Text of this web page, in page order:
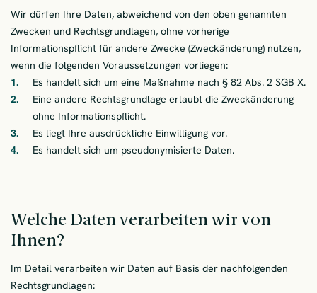
Wir dürfen Ihre Daten, abweichend von den oben genannten
Zwecken und Rechtsgrundlagen, ohne vorherige
Informationspflicht für andere Zwecke (Zweckänderung) nutzen,
wenn die folgenden Voraussetzungen vorliegen:
Es handelt sich um eine Maßnahme nach § 82 Abs. 2 SGB X.
Eine andere Rechtsgrundlage erlaubt die Zweckänderung
ohne Informationspflicht.
Es liegt Ihre ausdrückliche Einwilligung vor.
Es handelt sich um pseudonymisierte Daten.
Welche Daten verarbeiten wir von
Ihnen?
Im Detail verarbeiten wir Daten auf Basis der nachfolgenden
Rechtsgrundlagen: